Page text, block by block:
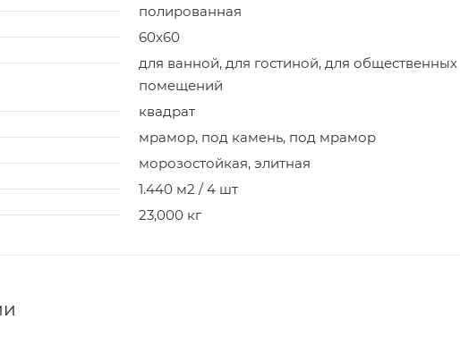
полированная
60x60
для ванной, для гостиной, для общественных
помещений
квадрат
мрамор, под камень, под мрамор
морозостойкая, элитная
1.440 м2 / 4 шт
23,000 кг